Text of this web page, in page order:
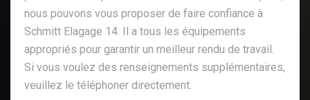
nous pouvons vous proposer de faire confiance à
Schmitt Elagage 14. Il a tous les équipements
appropriés pour garantir un meilleur rendu de travail.
Si vous voulez des renseignements supplémentaires,
veuillez le téléphoner directement.